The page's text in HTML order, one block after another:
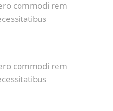
commodi rem
commodi rem